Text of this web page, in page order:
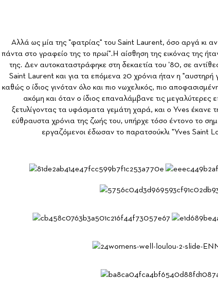
Αλλά ως μία της "φατρίας" του Saint Laurent, όσο αργά κι
πάντα στο γραφείο της το πρωί".Η αίσθηση της εικόνας της
της. Δεν αυτοκαταστράφηκε στη δεκαετία του '80, σε
Saint Laurent και για τα επόμενα 20 χρόνια ήταν η "αυστηρή
καθώς ο ίδιος γινόταν όλο και πιο νωχελικός, πιο
ακόμη και όταν ο ίδιος επαναλάμβανε τις μεγαλύτερες
ξετυλίγοντας τα υφάσματα γεμάτη χαρά, και ο Yves έκανε
εύθραυστα χρόνια της ζωής του, υπήρχε τόσο έντονο το
εργαζόμενοι έδωσαν το παρατσούκλι "Yves Saint